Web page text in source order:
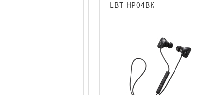
LBT-HP04BK